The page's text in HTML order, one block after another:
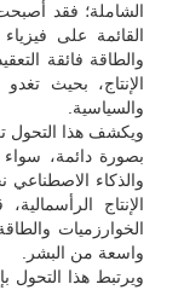
الشاملة؛ فقد
القائمة على فيزياء
والطاقة فائقة
الإنتاج، بحيث
والسياسية.
ويكشف هذا التحول
بصورة دائمة، سواء
والذكاء الاصطناعي
الإنتاج
الخوارزميات
واسعة من البشر.
ويرتبط هذا التحول